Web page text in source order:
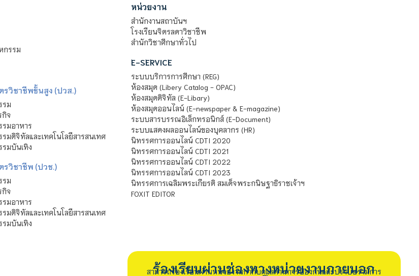
กรรม
วิชาชีพชั้นสูง (ปวส.)
รม
กิจ
มอาหาร
มดิจิทัลและเทคโนโลยีสารสนเทศ
มบันเทิง
วิชาชีพ (ปวช.)
รม
กิจ
มอาหาร
มดิจิทัลและเทคโนโลยีสารสนเทศ
มบันเทิง
หน่วยงาน
สำนักงานสถาบันฯ
โรงเรียนจิตรลดาวิชาชีพ
สำนักวิชาศึกษาทั่วไป
E-SERVICE
ระบบบริการการศึกษา (REG)
ห้องสมุด (Libery Catalog - OPAC)
ห้องสมุดดิจิทัล (E-Libary)
ห้องสมุดออนไลน์ (E-newspaper & E-magazine)
ระบบสารบรรณอิเล็กทรอนิกส์ (E-Document)
ระบบแสดงผลออนไลน์ของบุคลากร (HR)
นิทรรศการออนไลน์ CDTI 2020
นิทรรศการออนไลน์ CDTI 2021
นิทรรศการออนไลน์ CDTI 2022
นิทรรศการออนไลน์ CDTI 2023
นิทรรศการเฉลิมพระเกียรติ สมเด็จพระกนิษฐาธิราชเจ้าฯ
FOXIT EDITOR
ร้องเรียนผ่านช่องทางหน่วยงานภายนอก
สามารถร้องเรียนผ่านหน่วยงานกำกับดูแลด้านการป้องกันและปราบปรามการ